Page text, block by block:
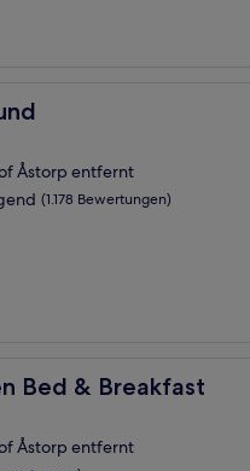
Åstorp entfernt
(1.178 Bewertungen)
Bed & Breakfast
& Breakfast
Åstorp entfernt